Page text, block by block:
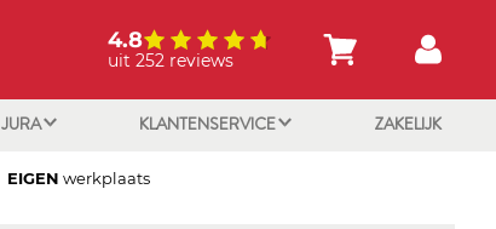
4.8
uit 252 reviews
JURA KLANTENSERVICE ZAKELIJK
EIGEN werkplaats